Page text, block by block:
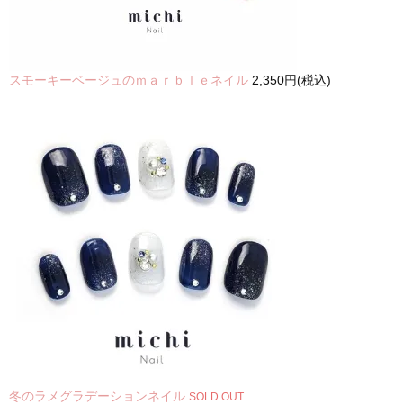
スモーキーベージュのｍａｒｂｌｅネイル 2,350円(税込)
冬のラメグラデーションネイル SOLD OUT